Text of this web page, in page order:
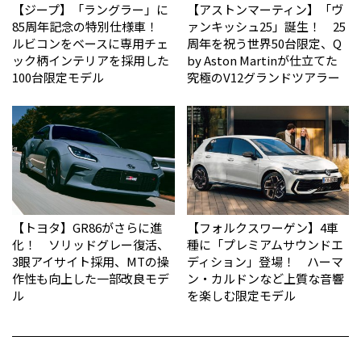
【ジープ】「ラングラー」に
85周年記念の特別仕様車！
ルビコンをベースに専用チェ
ック柄インテリアを採用した
100台限定モデル
【アストンマーティン】「ヴ
ァンキッシュ25」誕生！ 25
周年を祝う世界50台限定、Q
by Aston Martinが仕立てた
究極のV12グランドツアラー
【トヨタ】GR86がさらに進
化！ ソリッドグレー復活、
3眼アイサイト採用、MTの操
作性も向上した一部改良モデ
ル
【フォルクスワーゲン】4車
種に「プレミアムサウンドエ
ディション」登場！ ハーマ
ン・カルドンなど上質な音響
を楽しむ限定モデル